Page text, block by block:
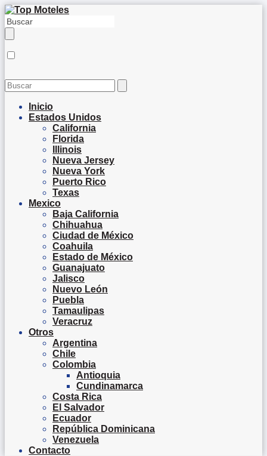
Inicio
Estados Unidos
California
Florida
Illinois
Nueva Jersey
Nueva York
Puerto Rico
Texas
Mexico
Baja California
Chihuahua
Ciudad de México
Coahuila
Estado de México
Guanajuato
Jalisco
Nuevo León
Puebla
Tamaulipas
Veracruz
Otros
Argentina
Chile
Colombia
Antioquia
Cundinamarca
Costa Rica
El Salvador
Ecuador
República Dominicana
Venezuela
Contacto